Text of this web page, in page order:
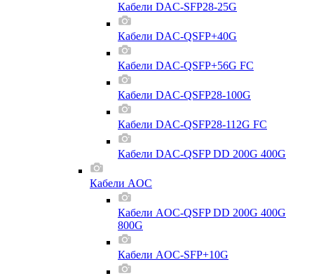
Кабели DAC-SFP28-25G
Кабели DAC-QSFP+40G
Кабели DAC-QSFP+56G FC
Кабели DAC-QSFP28-100G
Кабели DAC-QSFP28-112G FC
Кабели DAC-QSFP DD 200G 400G
Кабели AOC
Кабели AOC-QSFP DD 200G 400G
800G
Кабели AOC-SFP+10G